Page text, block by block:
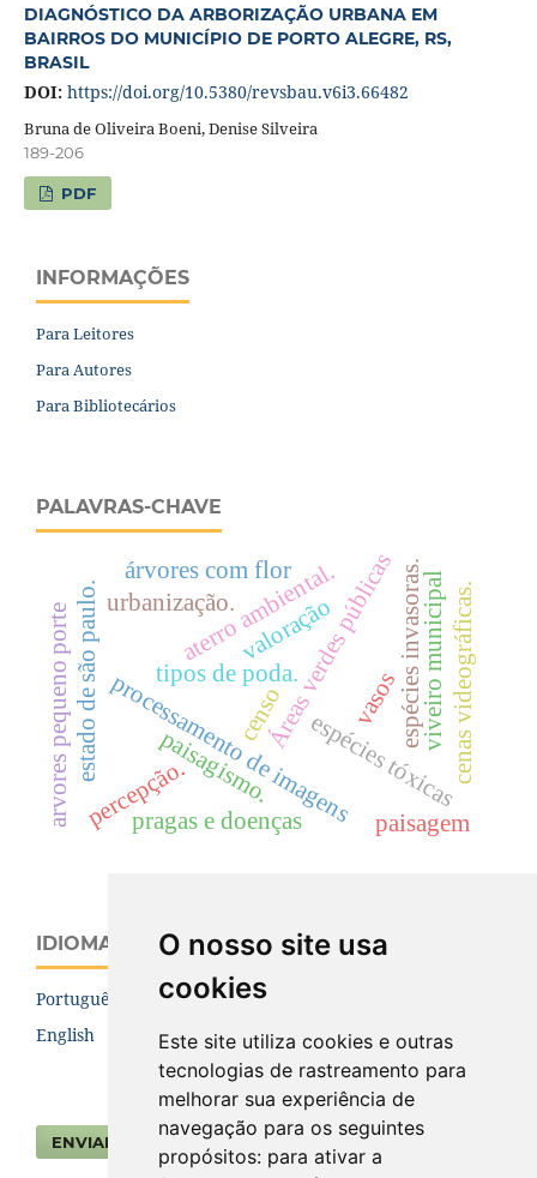
O nosso site usa
cookies
Este site utiliza cookies e outras
tecnologias de rastreamento para
melhorar sua experiência de
navegação para os seguintes
propósitos: para ativar a
DIAGNÓSTICO DA ARBORIZAÇÃO URBANA EM
BAIRROS DO MUNICÍPIO DE PORTO ALEGRE, RS,
BRASIL
DOI: https://doi.org/10.5380/revsbau.v6i3.66482
Bruna de Oliveira Boeni, Denise Silveira
189-206
PDF
INFORMAÇÕES
Para Leitores
Para Autores
Para Bibliotecários
PALAVRAS-CHAVE
Áreas verdes públicas
processamento de imagensespécies tóxicas
espécies invasoras.
estado de são paulo.
arvores pequeno porte tipos de poda.
paisagismo.
aterro ambiental. cenas videográficas.
censo
árvores com flor
urbanização.
pragas e doenças
viveiro municipal
valoração
percepção.
vasos
paisagem
IDIOMA
Português (Brasil)
English
ENVIAR SUBMISSÃO